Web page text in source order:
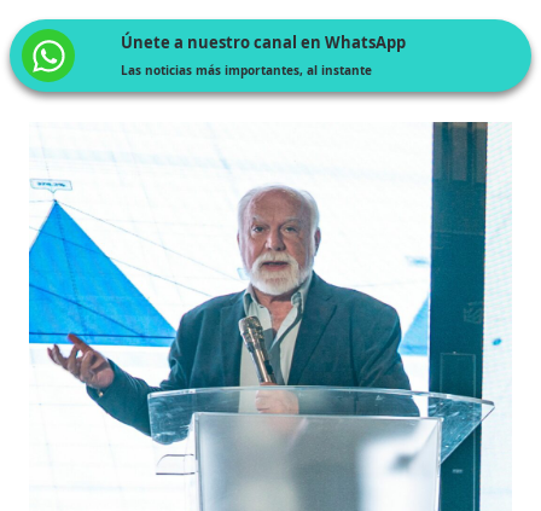
Únete a nuestro canal en WhatsApp
Las noticias más importantes, al instante